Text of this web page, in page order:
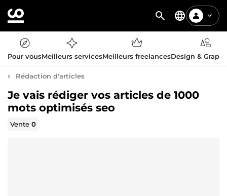
Pour vousMeilleurs servicesMeilleurs freelancesDesign &
Rédaction d'articles
Je vais rédiger vos articles de 1000
mots optimisés seo
Vente0